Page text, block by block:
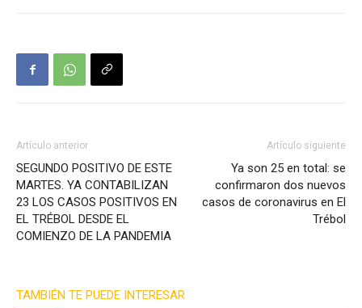
Artículo anterior
SEGUNDO POSITIVO DE ESTE
MARTES. YA CONTABILIZAN
23 LOS CASOS POSITIVOS EN
EL TRÉBOL DESDE EL
COMIENZO DE LA PANDEMIA
Artículo siguiente
Ya son 25 en total: se
confirmaron dos nuevos
casos de coronavirus en El
Trébol
TAMBIÉN TE PUEDE INTERESAR